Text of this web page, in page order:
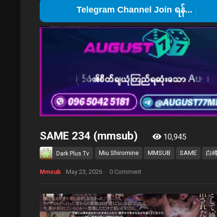
Telegram Ch
SAME 234 (mmsub) 10,945
Dark Plus Tv Miu Shiromine MMSUB SAME 白
Mmsub May 23, 2026 · 0 Comment